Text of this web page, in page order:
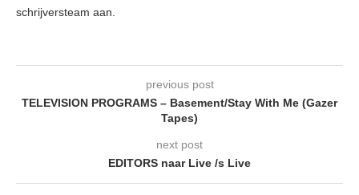
schrijversteam aan.
previous post
TELEVISION PROGRAMS – Basement/Stay With Me (Gazer
Tapes)
next post
EDITORS naar Live /s Live